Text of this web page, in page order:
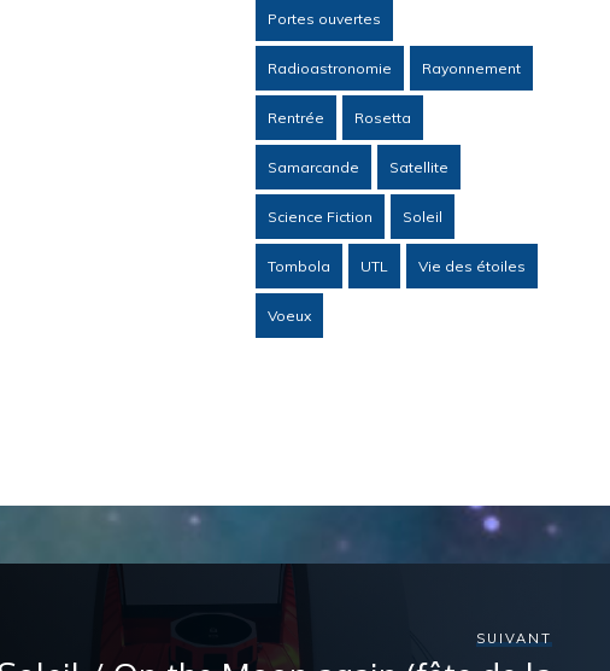
Portes ouvertes
Radioastronomie Rayonnement
Rentrée Rosetta
Samarcande Satellite
Science Fiction Soleil
Tombola UTL Vie des étoiles
Voeux
SUIVANT